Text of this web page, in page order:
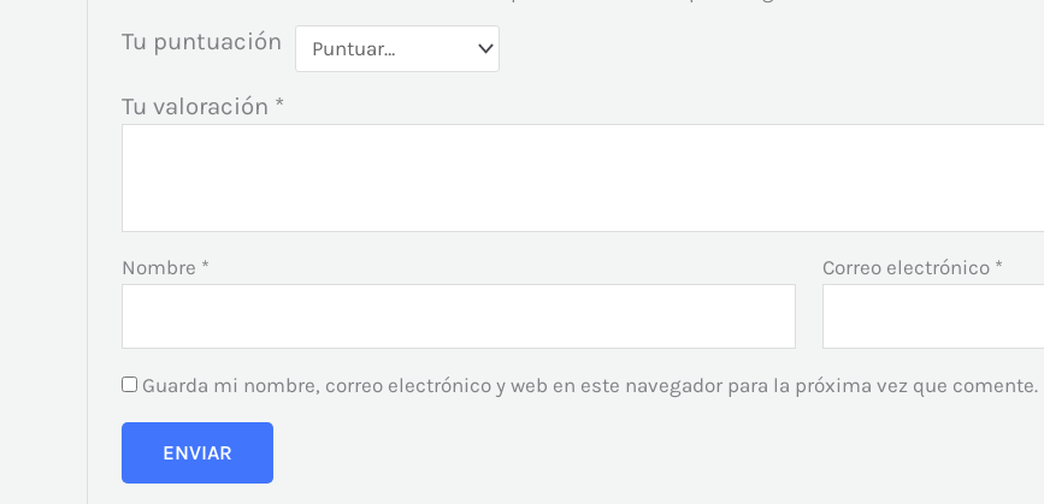
Tu puntuación
Tu valoración *
Nombre * Correo electrónico *
Guarda mi nombre, correo electrónico y web en este navegador para la próxima vez que comente.